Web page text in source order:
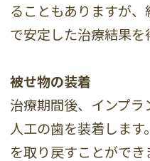
ることもありますが
で安定した治療結果を
被せ物の装着
治療期間後、インプ
人工の歯を装着しま
を取り戻すことがで